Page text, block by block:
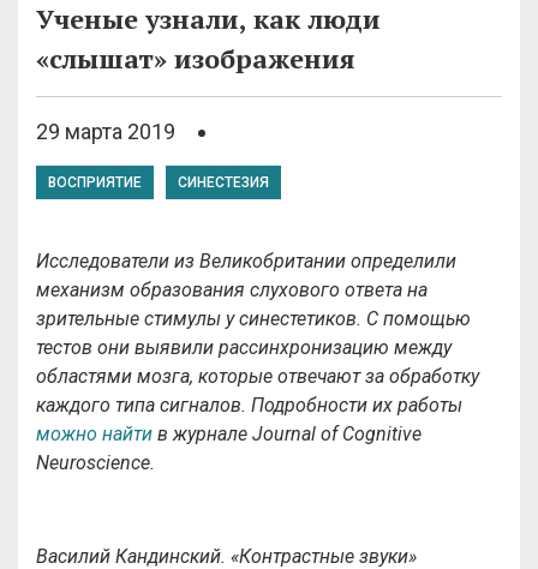
Ученые узнали, как люди
«слышат» изображения
29 марта 2019
ВОСПРИЯТИЕ СИНЕСТЕЗИЯ
Исследователи из Великобритании определили
механизм образования слухового ответа на
зрительные стимулы у синестетиков. С помощью
тестов они выявили рассинхронизацию между
областями мозга, которые отвечают за обработку
каждого типа сигналов. Подробности их работы
можно найти в журнале Journal of Cognitive
Neuroscience.
Василий Кандинский. «Контрастные звуки»